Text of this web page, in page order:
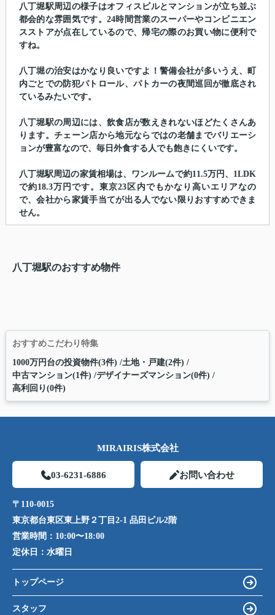
八丁堀駅周辺の様子はオフィスビルとマンションが立ち並ぶ
都会的な雰囲気です。24時間営業のスーパーやコンビニエン
スストアが点在しているので、帰宅の際のお買い物に便利で
すね。
八丁堀の治安はかなり良いですよ！警備会社が多いうえ、町
内ごとでの防犯パトロール、パトカーの夜間巡回が徹底され
ているみたいです。
八丁堀駅の周辺には、飲食店が数えきれないほどたくさんあ
ります。チェーン店から地元ならではの老舗までバリエーシ
ョンが豊富なので、毎日外食する人でも飽きにくいです。
八丁堀駅周辺の家賃相場は、ワンルームで約11.5万円、1LDK
で約18.3万円です。東京23区内でもかなり高いエリアなの
で、会社から家賃手当てが出る人でない限りおすすめできま
せん。
八丁堀駅のおすすめ物件
おすすめこだわり特集
1000万円台の投資物件(3件) 土地・戸建(2件)
中古マンション(1件) デザイナーズマンション(0件)
高利回り(0件)
MIRAIRIS株式会社
03-6231-6886 お問い合わせ
〒110-0015
東京都台東区東上野２丁目2-1 品田ビル2階
営業時間： 10:00〜18:00
定休日： 水曜日
トップページ
スタッフ